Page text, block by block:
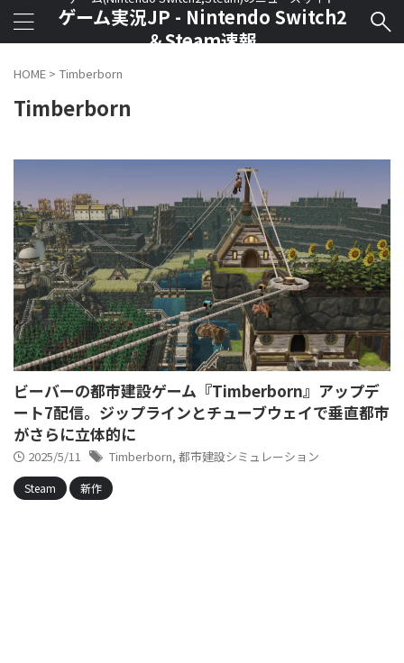
ゲーム実況JP - Nintendo Switch2
＆Steam速報
HOME > Timberborn
Timberborn
ビーバーの都市建設ゲーム『Timberborn』アップデ
ート7配信。ジップラインとチューブウェイで垂直都市
がさらに立体的に
2025/5/11 Timberborn, 都市建設シミュレーション
Steam 新作